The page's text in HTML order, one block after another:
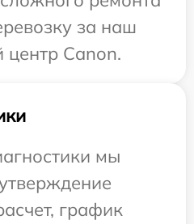
за наш
центр Canon.
мы
график